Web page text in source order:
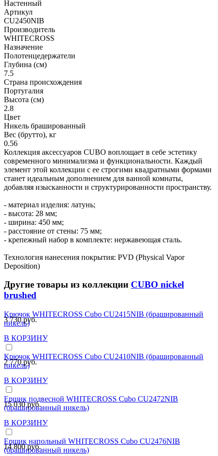
Настенный
Артикул
CU2450NIB
Производитель
WHITECROSS
Назначение
Полотенцедержатели
Глубина (см)
7.5
Страна происхождения
Португалия
Высота (см)
2.8
Цвет
Никель брашированный
Вес (брутто), кг
0.56
Коллекция аксессуаров CUBO воплощает в себе эстетику
современного минимализма и функциональности. Каждый
элемент этой коллекции с ее строгими квадратными формами
станет идеальным дополнением для ванной комнаты,
добавляя изысканности и структурированности пространству.
- материал изделия: латунь;
- высота: 28 мм;
- ширина: 450 мм;
- расстояние от стены: 75 мм;
- крепежный набор в комплекте: нержавеющая сталь.
Технология нанесения покрытия: PVD (Physical Vapor
Deposition)
Другие товары из коллекции CUBO nickel
brushed
Крючок WHITECROSS Cubo CU2415NIB (брашированный
никель)
3 730 руб.
В КОРЗИНУ
Крючок WHITECROSS Cubo CU2410NIB (брашированный
никель)
2 770 руб.
В КОРЗИНУ
Ершик подвесной WHITECROSS Cubo CU2472NIB
(брашированный никель)
15 030 руб.
В КОРЗИНУ
Ершик напольный WHITECROSS Cubo CU2476NIB
(брашированный никель)
14 800 руб.